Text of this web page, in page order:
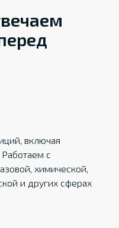
включая
с
химической,
и других сферах